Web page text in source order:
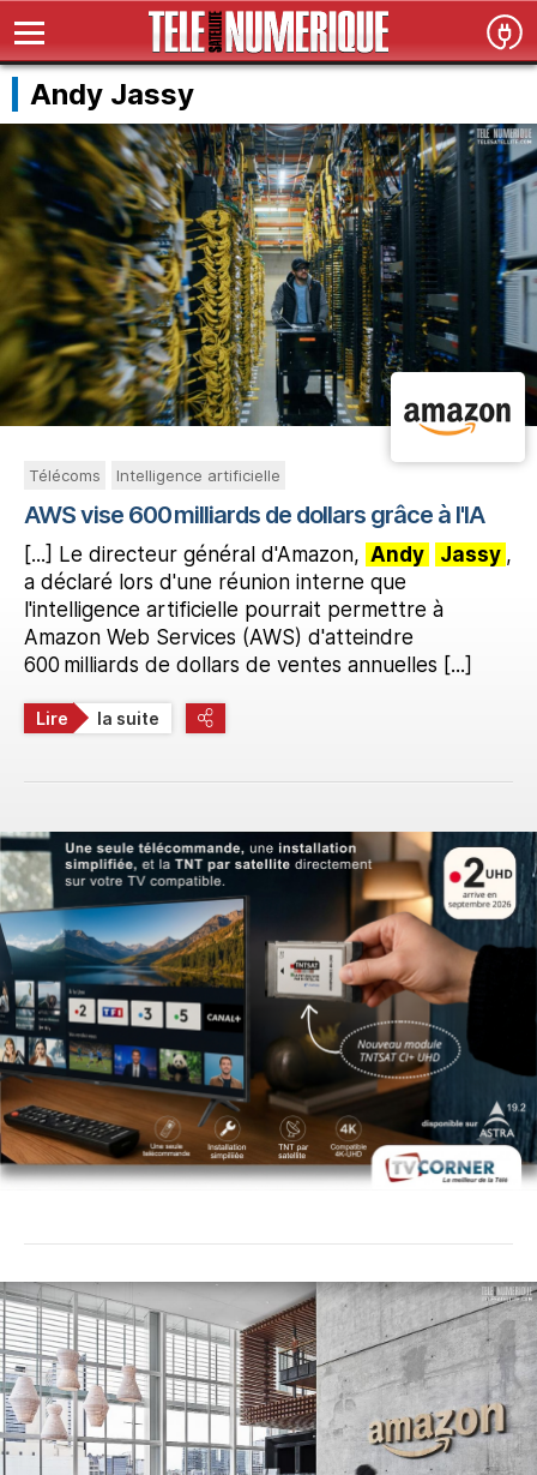
Andy Jassy
Télécoms Intelligence artificielle
AWS vise 600 milliards de dollars grâce à l'IA
[...] Le directeur général d'Amazon, Andy Jassy ,
a déclaré lors d'une réunion interne que
l'intelligence artificielle pourrait permettre à
Amazon Web Services (AWS) d'atteindre
600 milliards de dollars de ventes annuelles [...]
Lire la suite